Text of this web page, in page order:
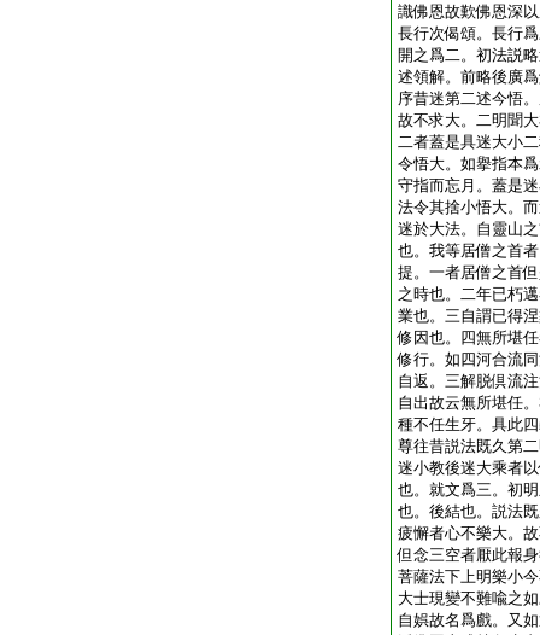
識佛恩故歎佛恩深
長行次偈頌。長行
開之爲二。初法説
述領解。前略後廣
序昔迷第二述今悟
故不求大。二明聞
二者蓋是具迷大小
令悟大。如擧指本
守指而忘月。蓋是
法令其捨小悟大。
迷於大法。自靈山
也。我等居僧之首
提。一者居僧之首
之時也。二年已朽
業也。三自謂已得
修因也。四無所堪
修行。如四河合流
自返。三解脱倶流
自出故云無所堪任
種不任生牙。具此
尊往昔説法既久第
迷小教後迷大乘者
也。就文爲三。初
也。後結也。説法
疲懈者心不樂大。
但念三空者厭此報
菩薩法下上明樂小
大士現變不難喩之
自娯故名爲戲。又